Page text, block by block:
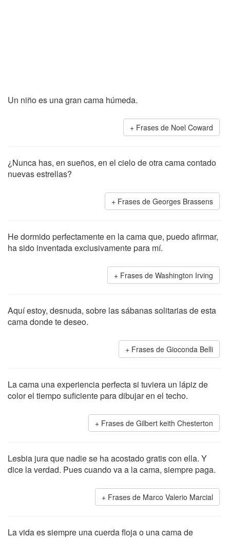
Un niño es una gran cama húmeda.
Frases de Noel Coward
¿Nunca has, en sueños, en el cielo de otra cama contado
nuevas estrellas?
Frases de Georges Brassens
He dormido perfectamente en la cama que, puedo afirmar,
ha sido inventada exclusivamente para mí.
Frases de Washington Irving
Aquí estoy, desnuda, sobre las sábanas solitarias de esta
cama donde te deseo.
Frases de Gioconda Belli
La cama una experiencia perfecta si tuviera un lápiz de
color el tiempo suficiente para dibujar en el techo.
Frases de Gilbert keith Chesterton
Lesbia jura que nadie se ha acostado gratis con ella. Y
dice la verdad. Pues cuando va a la cama, siempre paga.
Frases de Marco Valerio Marcial
La vida es siempre una cuerda floja o una cama de